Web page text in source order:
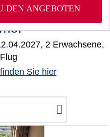
DEN ANGEBOTEN
2 Erwachsene,
Sie hier